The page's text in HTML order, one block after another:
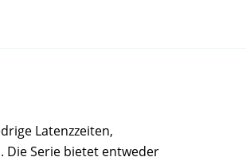
Latenzzeiten,
Die Serie bietet entweder